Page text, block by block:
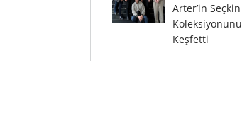
Arter’in Seçkin
Koleksiyonunu
Keşfetti